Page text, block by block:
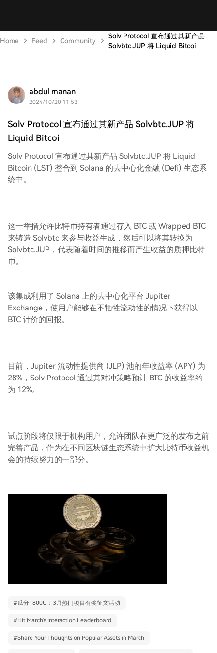
Home Feed Community
Solv Protocol 宣布通过其新产品
Solvbtc.JUP 将 Liquid Bitcoi
abdul manan
2024/10/20 11:53
Solv Protocol 宣布通过其新产品 Solvbtc.JUP 将
Liquid Bitcoi
Solv Protocol 宣布通过其新产品 Solvbtc.JUP 将 Liquid
Bitcoin (LST) 整合到 Solana 的去中心化金融 (Defi) 生态系
统中。
这一举措允许比特币持有者通过存入 BTC 或 Wrapped BTC
来铸造 Solvbtc 来参与收益生成，然后可以将其转换为
Solvbtc.JUP，代表随着时间的推移而产生收益的质押比特
币。
该集成利用了 Solana 上的去中心化平台 Jupiter
Exchange，使用户能够在不牺牲流动性的情况下获得以
BTC 计价的回报。
目前，Jupiter 流动性提供商 (JLP) 池的年收益率 (APY) 为
28%，Solv Protocol 通过其对冲策略预计 BTC 的收益率约
为 12%。
试点阶段将仅限于机构用户，允许团队在更广泛的发布之前
完善产品，作为在不同区块链生态系统中扩大比特币收益机
会的持续努力的一部分。
#瓜分1800U：3月热门项目有奖征文活动
#Hit March's Interaction Leaderboard
#Share Your Thoughts on Popular Assets in March